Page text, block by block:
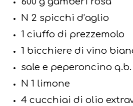
N 2 spicchi d’aglio
1 ciuffo di prezzemolo
1 bicchiere di vino
sale e peperoncino q.b.
N 1 limone
4 cucchiai di olio